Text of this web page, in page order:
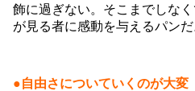
飾に過ぎない。そこまでしな
が見る者に感動を与えるパン
●自由さについていくのが大変